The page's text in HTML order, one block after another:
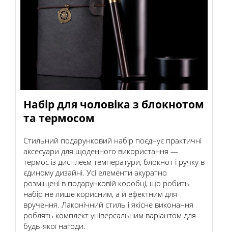
Набір для чоловіка з блокнотом
та термосом
Стильний подарунковий набір поєднує практичні
аксесуари для щоденного використання —
термос із дисплеєм температури, блокнот і ручку в
єдиному дизайні. Усі елементи акуратно
розміщені в подарунковій коробці, що робить
набір не лише корисним, а й ефектним для
вручення. Лаконічний стиль і якісне виконання
роблять комплект універсальним варіантом для
будь-якої нагоди.